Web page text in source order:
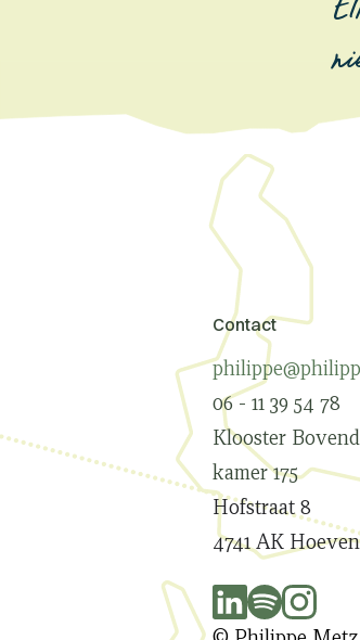
Contact
06 - 11 39 54 78
Klooster
kamer 175
Hofstraat 8
4741 AK Hoeven